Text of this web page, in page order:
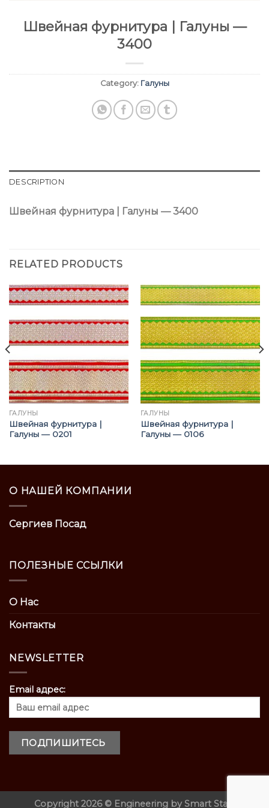
Швейная фурнитура | Галуны —
3400
Category: Галуны
DESCRIPTION
Швейная фурнитура | Галуны — 3400
RELATED PRODUCTS
ГАЛУНЫ
Швейная фурнитура |
Галуны — 0201
ГАЛУНЫ
Швейная фурнитура |
Галуны — 0106
О НАШЕЙ КОМПАНИИ
Сергиев Посад
ПОЛЕЗНЫЕ ССЫЛКИ
О Нас
Контакты
NEWSLETTER
Email адрес:
Copyright 2026 © Engineering by Smart Start